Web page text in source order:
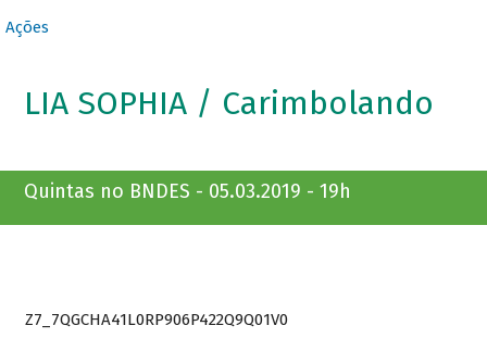
Ações
LIA SOPHIA / Carimbolando
Quintas no BNDES - 05.03.2019 - 19h
Z7_7QGCHA41L0RP906P422Q9Q01V0